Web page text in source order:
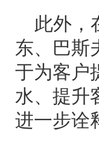
此外，
东、巴斯
于为客户
水、提升
进一步诠